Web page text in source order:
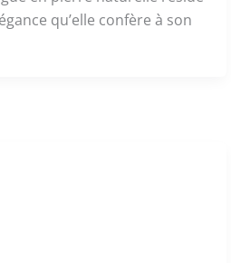
qu’elle confère à son